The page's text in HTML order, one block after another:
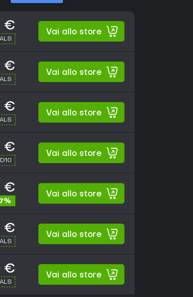
€
Vai allo store
€
Vai allo store
€
Vai allo store
€
Vai allo store
€
Vai allo store
€
Vai allo store
€
Vai allo store